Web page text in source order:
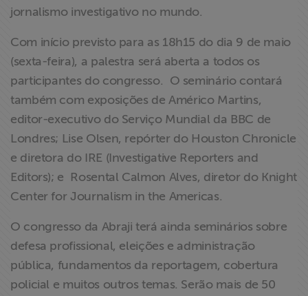
Assine a nossa
Fale Conosco
jornalismo investigativo no mundo.
Com início previsto para as 18h15 do dia 9 de maio
(sexta-feira), a palestra será aberta a todos os
participantes do congresso. O seminário contará
também com exposições de Américo Martins,
editor-executivo do Serviço Mundial da BBC de
Londres; Lise Olsen, repórter do Houston Chronicle
e diretora do IRE (Investigative Reporters and
Editors); e Rosental Calmon Alves, diretor do Knight
Center for Journalism in the Americas.
O congresso da Abraji terá ainda seminários sobre
defesa profissional, eleições e administração
pública, fundamentos da reportagem, cobertura
policial e muitos outros temas. Serão mais de 50